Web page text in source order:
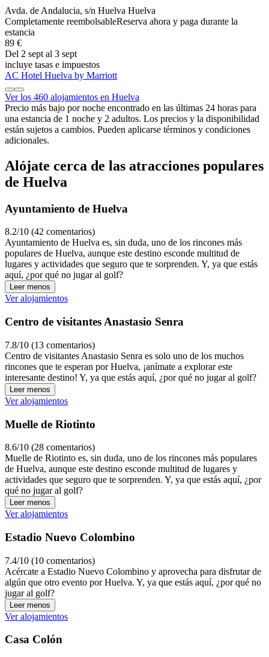
Avda. de Andalucia, s/n Huelva Huelva
Completamente reembolsableReserva ahora y paga durante la
estancia
89 €
Del 2 sept al 3 sept
incluye tasas e impuestos
AC Hotel Huelva by Marriott
Ver los 460 alojamientos en Huelva
Precio más bajo por noche encontrado en las últimas 24 horas para
una estancia de 1 noche y 2 adultos. Los precios y la disponibilidad
están sujetos a cambios. Pueden aplicarse términos y condiciones
adicionales.
Alójate cerca de las atracciones populares
de Huelva
Ayuntamiento de Huelva
8.2/10 (42 comentarios)
Ayuntamiento de Huelva es, sin duda, uno de los rincones más
populares de Huelva, aunque este destino esconde multitud de
lugares y actividades que seguro que te sorprenden. Y, ya que estás
aquí, ¿por qué no jugar al golf?
Leer menos
Ver alojamientos
Centro de visitantes Anastasio Senra
7.8/10 (13 comentarios)
Centro de visitantes Anastasio Senra es solo uno de los muchos
rincones que te esperan por Huelva, ¡anímate a explorar este
interesante destino! Y, ya que estás aquí, ¿por qué no jugar al golf?
Leer menos
Ver alojamientos
Muelle de Riotinto
8.6/10 (28 comentarios)
Muelle de Riotinto es, sin duda, uno de los rincones más populares
de Huelva, aunque este destino esconde multitud de lugares y
actividades que seguro que te sorprenden. Y, ya que estás aquí, ¿por
qué no jugar al golf?
Leer menos
Ver alojamientos
Estadio Nuevo Colombino
7.4/10 (10 comentarios)
Acércate a Estadio Nuevo Colombino y aprovecha para disfrutar de
algún que otro evento por Huelva. Y, ya que estás aquí, ¿por qué no
jugar al golf?
Leer menos
Ver alojamientos
Casa Colón